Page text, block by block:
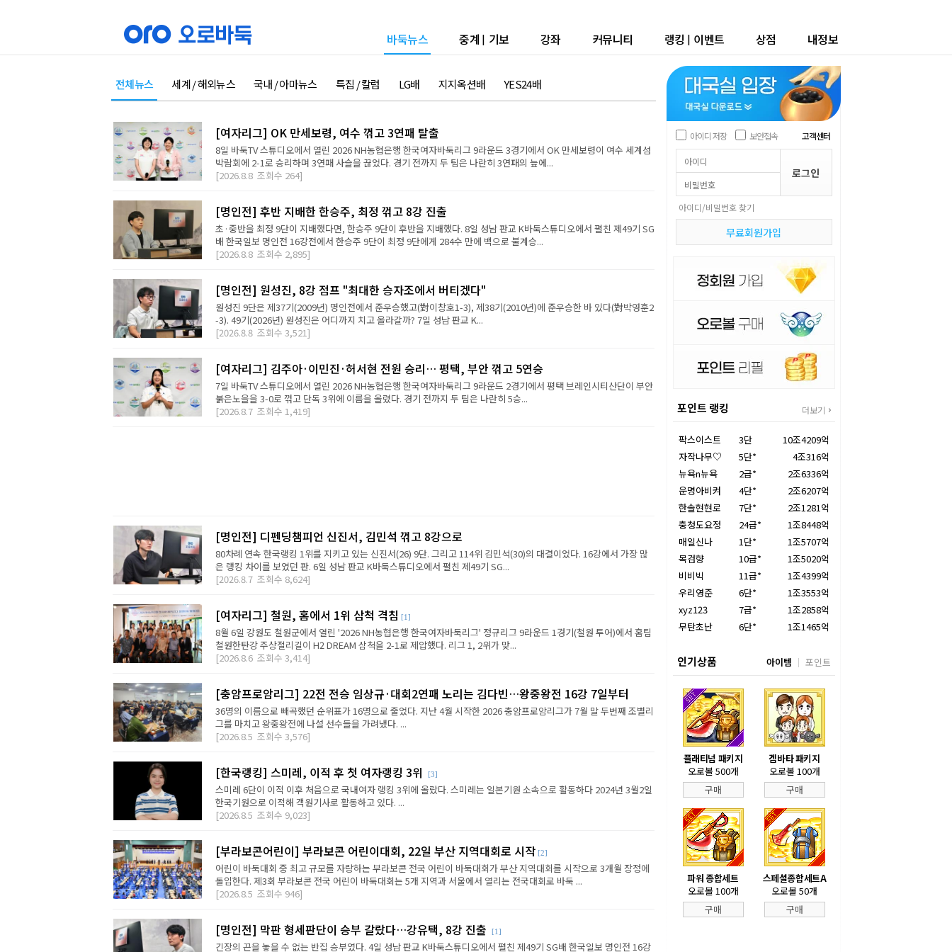
바둑뉴스 중계 | 기보 강좌 커뮤니티 랭킹 | 이벤트 상점 내정보
전체뉴스 세계 / 해외뉴스 국내 / 아마뉴스 특집 / 칼럼 LG배 지지옥션배 YES24배
[여자리그] OK 만세보령, 여수 꺾고 3연패 탈출
8일 바둑TV 스튜디오에서 열린 2026 NH농협은행 한국여자바둑리그 9라운드 3경기에서 OK 만세보령이 여수 세계섬
박람회에 2-1로 승리하며 3연패 사슬을 끊었다. 경기 전까지 두 팀은 나란히 3연패의 늪에...
[2026.8.8 조회수 264]
[명인전] 후반 지배한 한승주, 최정 꺾고 8강 진출
초·중반을 최정 9단이 지배했다면, 한승주 9단이 후반을 지배했다. 8일 성남 판교 K바둑스튜디오에서 펼친 제49기 SG
배 한국일보 명인전 16강전에서 한승주 9단이 최정 9단에게 284수 만에 백으로 불계승...
[2026.8.8 조회수 2,895]
[명인전] 원성진, 8강 점프 "최대한 승자조에서 버티겠다"
원성진 9단은 제37기(2009년) 명인전에서 준우승했고(對이창호1-3), 제38기(2010년)에 준우승한 바 있다(對박영훈2
-3). 49기(2026년) 원성진은 어디까지 치고 올라갈까? 7일 성남 판교 K...
[2026.8.8 조회수 3,521]
[여자리그] 김주아·이민진·허서현 전원 승리… 평택, 부안 꺾고 5연승
7일 바둑TV 스튜디오에서 열린 2026 NH농협은행 한국여자바둑리그 9라운드 2경기에서 평택 브레인시티산단이 부안
붉은노을을 3-0로 꺾고 단독 3위에 이름을 올렸다. 경기 전까지 두 팀은 나란히 5승...
[2026.8.7 조회수 1,419]
[명인전] 디펜딩챔피언 신진서, 김민석 꺾고 8강으로
80차례 연속 한국랭킹 1위를 지키고 있는 신진서(26) 9단. 그리고 114위 김민석(30)의 대결이었다. 16강에서 가장 많
은 랭킹 차이를 보였던 판. 6일 성남 판교 K바둑스튜디오에서 펼친 제49기 SG...
[2026.8.7 조회수 8,624]
[여자리그] 철원, 홈에서 1위 삼척 격침 [1]
8월 6일 강원도 철원군에서 열린 '2026 NH농협은행 한국여자바둑리그' 정규리그 9라운드 1경기(철원 투어)에서 홈팀
철원한탄강 주상절리길이 H2 DREAM 삼척을 2-1로 제압했다. 리그 1, 2위가 맞...
[2026.8.6 조회수 3,414]
[충암프로암리그] 22전 전승 임상규·대회2연패 노리는 김다빈…왕중왕전 16강 7일부터
36명의 이름으로 빼곡했던 순위표가 16명으로 줄었다. 지난 4월 시작한 2026 충암프로암리그가 7월 말 두번째 조별리
그를 마치고 왕중왕전에 나설 선수들을 가려냈다. ...
[2026.8.5 조회수 3,576]
[한국랭킹] 스미레, 이적 후 첫 여자랭킹 3위 [3]
스미레 6단이 이적 이후 처음으로 국내여자 랭킹 3위에 올랐다. 스미레는 일본기원 소속으로 활동하다 2024년 3월2일
한국기원으로 이적해 객원기사로 활동하고 있다. ...
[2026.8.5 조회수 9,023]
[부라보콘어린이] 부라보콘 어린이대회, 22일 부산 지역대회로 시작 [2]
어린이 바둑대회 중 최고 규모를 자랑하는 부라보콘 전국 어린이 바둑대회가 부산 지역대회를 시작으로 3개월 장정에
돌입한다. 제3회 부라보콘 전국 어린이 바둑대회는 5개 지역과 서울에서 열리는 전국대회로 바둑 ...
[2026.8.5 조회수 946]
[명인전] 막판 형세판단이 승부 갈랐다…강유택, 8강 진출 [1]
긴장의 끈을 놓을 수 없는 반집 승부였다. 4일 성남 판교 K바둑스튜디오에서 펼친 제49기 SG배 한국일보 명인전 16강
아이디 저장 보안접속 고객센터
아이디/비밀번호 찾기
무료회원가입
포인트 랭킹 더보기
팍스이스트 3단
10조4209억
자작나무♡
5단*
4조316억
뉴욕n뉴욕
2급*
2조6336억
운명아비켜
4단*
2조6207억
한솔현현로
7단*
2조1281억
충청도요정
24급*
1조8448억
매일신나
1단*
1조5707억
목검향
10급*
1조5020억
비비빅
11급*
1조4399억
우리영준
6단*
1조3553억
xyz123
7급*
1조2858억
무탄초난
6단* 1조1465억
인기상품 아이템 포인트
플래티넘 패키지
오로볼 500개
구매
겜바타 패키지
오로볼 100개
구매
파워 종합세트
오로볼 100개
구매
스페셜종합세트A
오로볼 50개
구매